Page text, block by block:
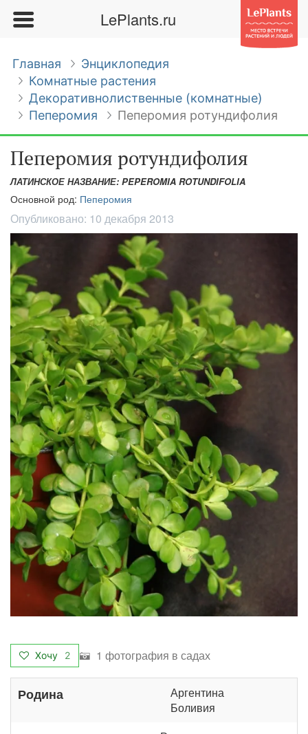
LePlants.ru
Главная
Энциклопедия
Комнатные растения
Декоративнолиственные (комнатные)
Пеперомия
Пеперомия ротундифолия
Пеперомия ротундифолия
ЛАТИНСКОЕ НАЗВАНИЕ: PEPEROMIA ROTUNDIFOLIA
Основной род: Пеперомия
Опубликовано: 10 декабря 2013
Хочу 2 1 фотография в садах
Родина
Аргентина
Боливия